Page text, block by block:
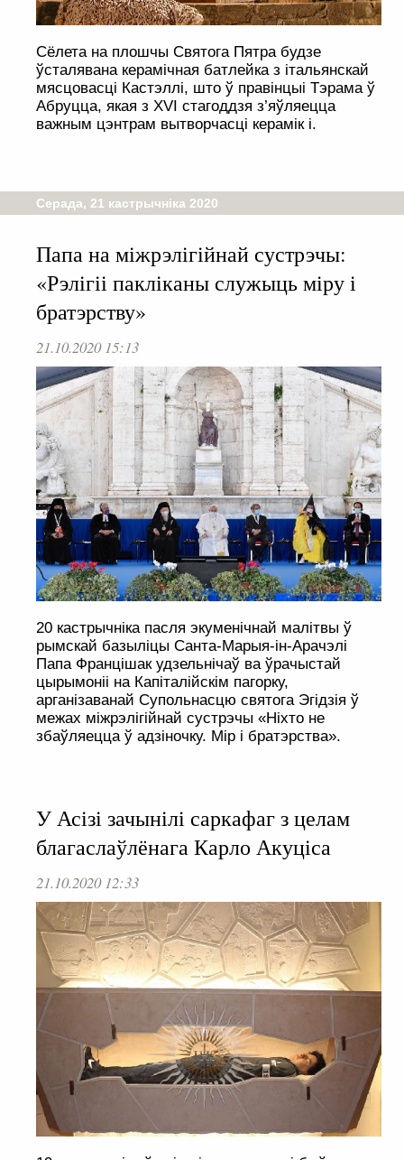
Сёлета на плошчы Святога Пятра будзе
ўсталявана керамічная батлейка з італьянскай
мясцовасці Кастэллі, што ў правінцыі Тэрама ў
Абруцца, якая з XVI стагоддзя з’яўляецца
важным цэнтрам вытворчасці керамік і.
Серада, 21 кастрычніка 2020
Папа на міжрэлігійнай сустрэчы:
«Рэлігіі пакліканы служыць міру і
братэрству»
21.10.2020 15:13
20 кастрычніка пасля экуменічнай малітвы ў
рымскай базыліцы Санта-Марыя-ін-Арачэлі
Папа Францішак удзельнічаў ва ўрачыстай
цырымоніі на Капіталійскім пагорку,
арганізаванай Супольнасцю святога Эгідзія ў
межах міжрэлігійнай сустрэчы «Ніхто не
збаўляецца ў адзіночку. Мір і братэрства».
У Асізі зачынілі саркафаг з целам
благаслаўлёнага Карло Акуціса
21.10.2020 12:33